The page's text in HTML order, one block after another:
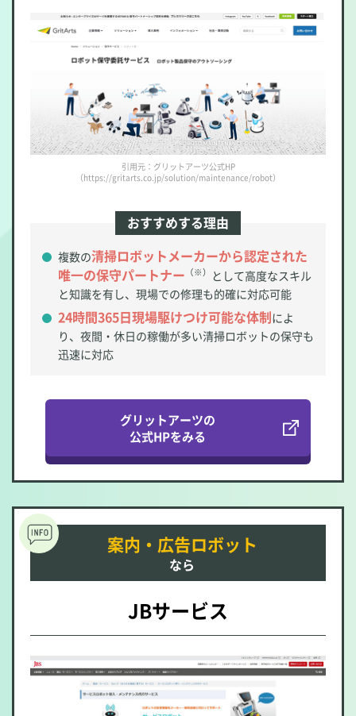
引用元：グリットアーツ公式HP
（https://gritarts.co.jp/solution/maintenance/robot）
おすすめする理由
複数の清掃ロボットメーカーから認定された
唯一の保守パートナー （※）
として高度なスキル
と知識を有し、現場での修理も的確に対応可能
24時間365日現場駆けつけ可能な体制によ
り、夜間・休日の稼働が多い清掃ロボットの保守も
迅速に対応
グリットアーツの
公式HPをみる
案内・広告ロボット
なら
JBサービス